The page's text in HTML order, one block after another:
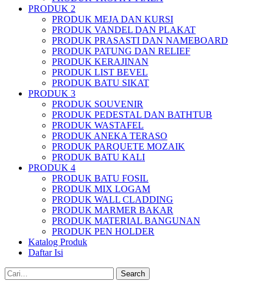
PRODUK 2
PRODUK MEJA DAN KURSI
PRODUK VANDEL DAN PLAKAT
PRODUK PRASASTI DAN NAMEBOARD
PRODUK PATUNG DAN RELIEF
PRODUK KERAJINAN
PRODUK LIST BEVEL
PRODUK BATU SIKAT
PRODUK 3
PRODUK SOUVENIR
PRODUK PEDESTAL DAN BATHTUB
PRODUK WASTAFEL
PRODUK ANEKA TERASO
PRODUK PARQUETE MOZAIK
PRODUK BATU KALI
PRODUK 4
PRODUK BATU FOSIL
PRODUK MIX LOGAM
PRODUK WALL CLADDING
PRODUK MARMER BAKAR
PRODUK MATERIAL BANGUNAN
PRODUK PEN HOLDER
Katalog Produk
Daftar Isi
Search